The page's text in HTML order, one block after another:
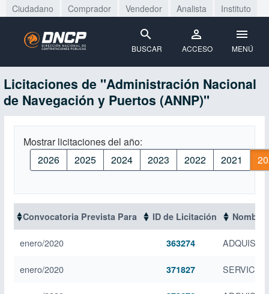
Ciudadano Comprador Vendedor Analista Instituto
BUSCAR ACCESO MENÚ
Licitaciones de "Administración Nacional
de Navegación y Puertos (ANNP)"
Mostrar licitaciones del año:
2026
2025 2024 2023 2022 2021
Convocatoria Prevista Para ID de Licitación Nombre
enero/2020 363274
enero/2020 371827 SERVICIO